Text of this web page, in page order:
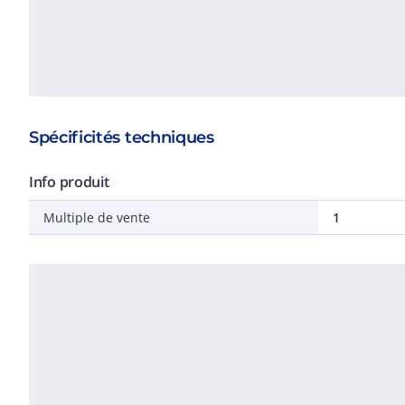
Spécificités techniques
Info produit
Multiple de vente 1